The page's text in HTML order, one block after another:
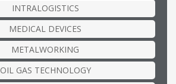
INTRALOGISTICS
MEDICAL DEVICES
METALWORKING
OIL GAS TECHNOLOGY